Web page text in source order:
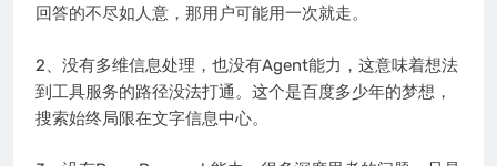
回答的不尽如人意，那用户可能用一次就走。
2、没有多维信息处理，也没有Agent能力，这意味着想法
到工具服务的路径没法打通。这个是百度多少年的梦想，
搜索始终局限在文字信息中心。